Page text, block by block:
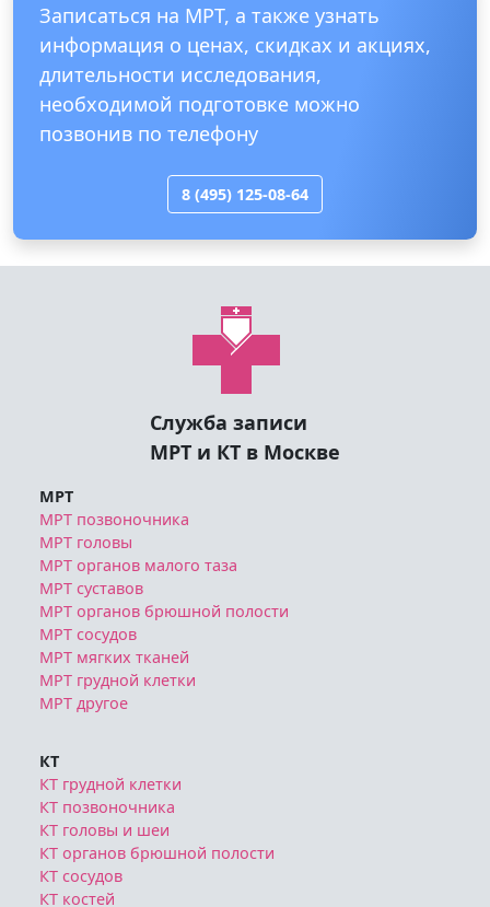
Записаться на МРТ, а также узнать
информация о ценах, скидках и акциях,
длительности исследования,
необходимой подготовке можно
позвонив по телефону
8 (495) 125-08-64
Служба записи
МРТ и КТ в Москве
МРТ
МРТ позвоночника
МРТ головы
МРТ органов малого таза
МРТ суставов
МРТ органов брюшной полости
МРТ сосудов
МРТ мягких тканей
МРТ грудной клетки
МРТ другое
КТ
КТ грудной клетки
КТ позвоночника
КТ головы и шеи
КТ органов брюшной полости
КТ сосудов
КТ костей